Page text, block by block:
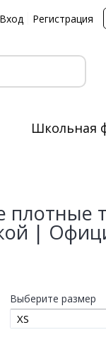
Вход Регистрация
Школьная
плотные
|
Выберите размер